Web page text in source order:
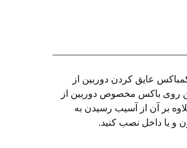
عایق کردن دوربین از
روی باکس مخصوص دوربین از
بر آن از آسیب رسیدن به